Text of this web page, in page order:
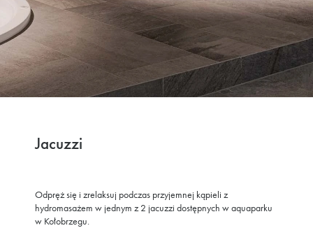
Jacuzzi
Odpręż się i zrelaksuj podczas przyjemnej kąpieli z
hydromasażem w jednym z 2 jacuzzi dostępnych w aquaparku
w Kołobrzegu.